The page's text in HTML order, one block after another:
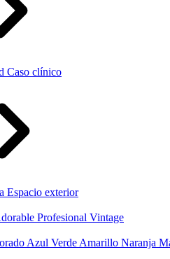
Caso clínico
Espacio exterior
Profesional Vintage
Azul Verde Amarillo Naranja